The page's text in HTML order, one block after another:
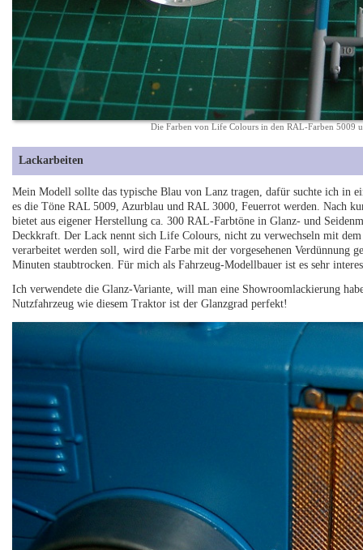
Die Farben von Life Colours in den RAL-Farben 5009
Lackarbeiten
Mein Modell sollte das typische Blau von Lanz tragen, dafür suchte ich in
es die Töne RAL 5009, Azurblau und RAL 3000, Feuerrot werden. Nach
bietet aus eigener Herstellung ca. 300 RAL-Farbtöne in Glanz- und
Deckkraft. Der Lack nennt sich Life Colours, nicht zu verwechseln mit
verarbeitet werden soll, wird die Farbe mit der vorgesehenen Verdünnung
Minuten staubtrocken. Für mich als Fahrzeug-Modellbauer ist es sehr
Ich verwendete die Glanz-Variante, will man eine Showroomlackierung
Nutzfahrzeug wie diesem Traktor ist der Glanzgrad perfekt!